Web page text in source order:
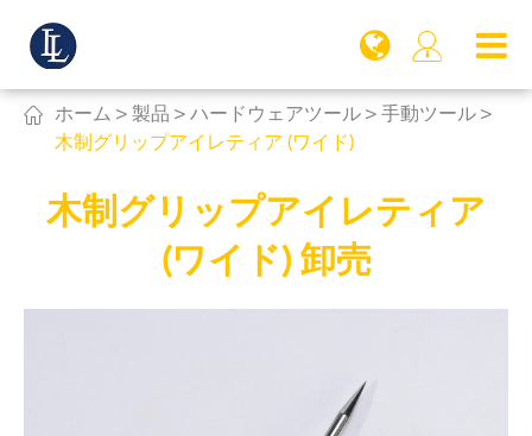

 ホーム 製品 ハードウェアツール
手動ツール
木制グリップアイレティア (ワイド)
木制グリップアイレティア
(ワイド) 卸売